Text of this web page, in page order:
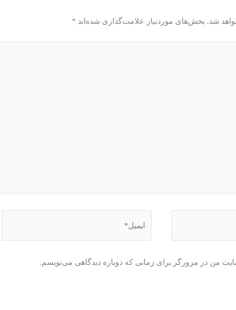
شد. بخش‌های موردنیاز علامت‌گذاری شده‌اند *
من در مرورگر برای زمانی که دوباره دیدگاهی می‌نویسم.